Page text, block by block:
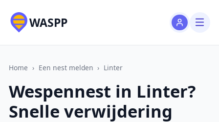
WASPP
Home › Een nest melden › Linter
Wespennest in Linter?
Snelle verwijdering